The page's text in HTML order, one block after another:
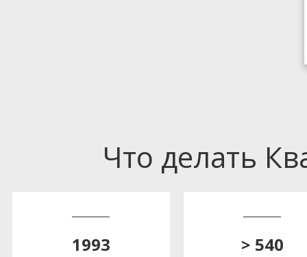
Что делать
1993 > 540